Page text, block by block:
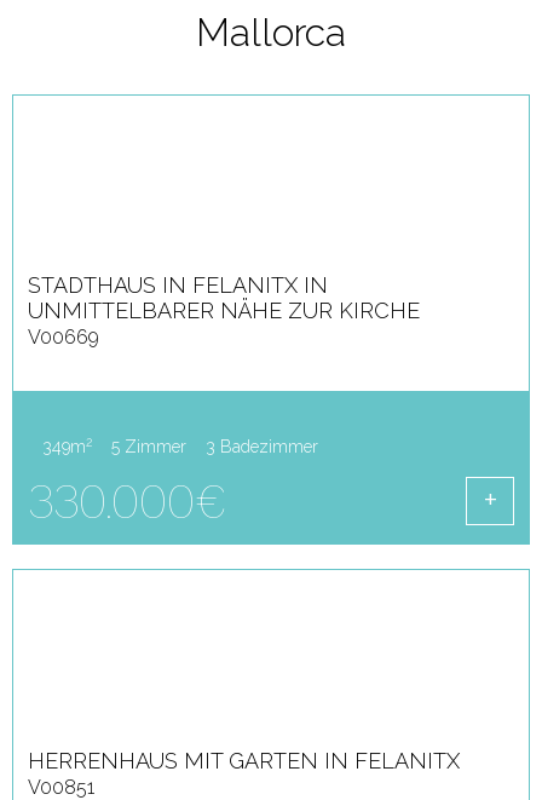
Mallorca
STADTHAUS IN FELANITX IN
UNMITTELBARER NÄHE ZUR KIRCHE
V00669
349m2 5 Zimmer 3 Badezimmer
330.000€
HERRENHAUS MIT GARTEN IN FELANITX
V00851